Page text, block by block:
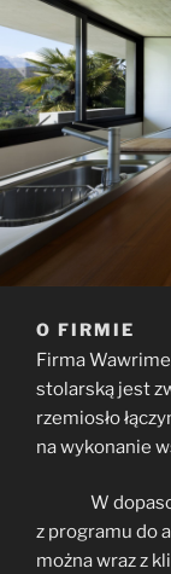
O FIRMIE
Firma
stolarską jest
rzemiosło
na wykonanie
W
z programu do
można wraz z